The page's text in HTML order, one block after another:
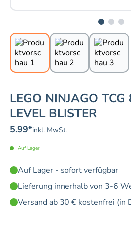
LEGO NINJAGO TCG
LEVEL BLISTER
5.99*inkl. MwSt.
Auf Lager
Auf Lager - sofort verfügbar
Lieferung innerhalb von 3-6
Versand ab 30 € kostenfrei (in